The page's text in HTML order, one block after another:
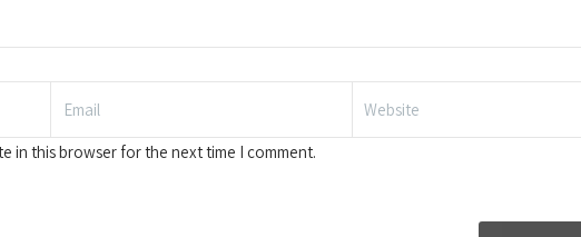
in this browser for the next time I comment.